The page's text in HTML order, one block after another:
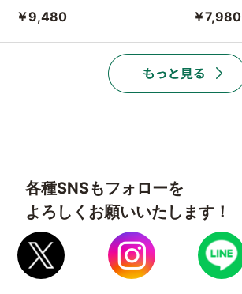
￥9,480 ￥7,980
各種SNSもフォローを
よろしくお願いいたします！